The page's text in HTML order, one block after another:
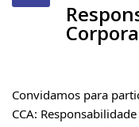
Convidamos para
CCA: